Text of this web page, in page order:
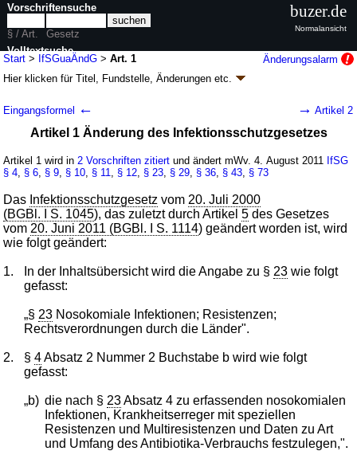
Start > IfSGuaÄndG >Art. 1
Änderungsalarm
Hier klicken fürTitel, Fundstelle, Änderungen etc.
Infektionsschutzgesetzes und weiterer Gesetze
(IfSGuaÄndGk.a.Abk.)
G. v. 28.07.2011BGBl. I S. 1622(Nr. 41); zuletzt geändert durchArtikel 7
G. v. 10.12.2015BGBl. I S. 2229
8 Änderungen | Drucksachen / Entwurf / Begründung
wird in 8 Vorschriften zitiert
Eingangsformel ← → Artikel 2
Artikel 1 Änderung des Infektionsschutzgesetzes
Artikel 1 wird in 2 Vorschriften zitiert und ändert mWv. 4. August 2011 IfSG
§ 4 § 6 § 9 § 10 § 11 § 12 § 23 § 29 § 36 § 43 § 73
Das Infektionsschutzgesetz vom 20. Juli 2000
(BGBl. I S. 1045), das zuletzt durch Artikel5 des Gesetzes
vom 20. Juni 2011 (BGBl. I S. 1114) geändert worden ist, wird
wie folgt geändert:
1. In der Inhaltsübersicht wird die Angabe zu § 23 wie folgt
gefasst:
„§ 23 Nosokomiale Infektionen; Resistenzen;
Rechtsverordnungen durch die Länder".
2. §4Absatz 2 Nummer 2 Buchstabe b wird wie folgt
gefasst:
„b) die nach § 23Absatz 4 zu erfassenden nosokomialen
Infektionen, Krankheitserreger mit speziellen
Resistenzen und Multiresistenzen und Daten zu Art
und Umfang des Antibiotika-Verbrauchs festzulegen,".
Vorschriftensuche
§ / Art.
Gesetz
Volltextsuche
nur in IfSGuaÄndG
buzer.de
Normalansicht